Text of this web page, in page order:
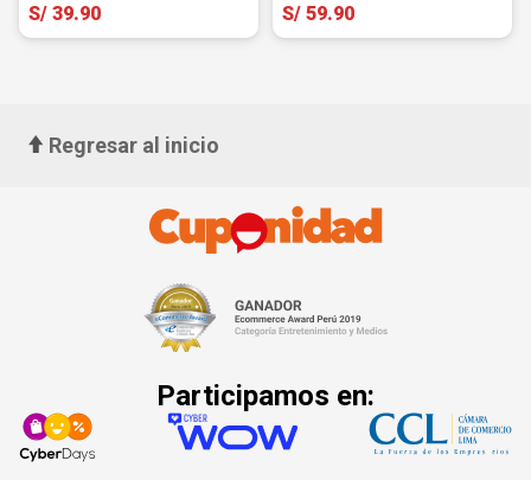
S/ 39.90 S/ 59.90
Regresar al inicio
Participamos en: